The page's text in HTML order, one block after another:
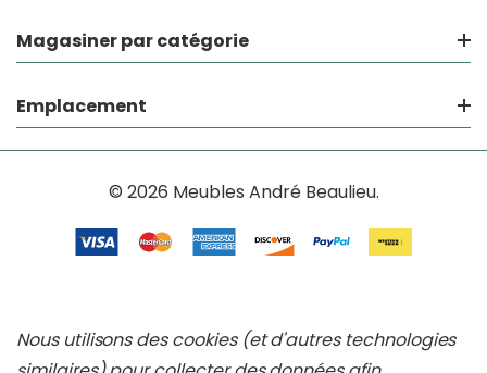
Magasiner par catégorie
Emplacement
© 2026 Meubles André Beaulieu.
Nous utilisons des cookies (et d'autres technologies